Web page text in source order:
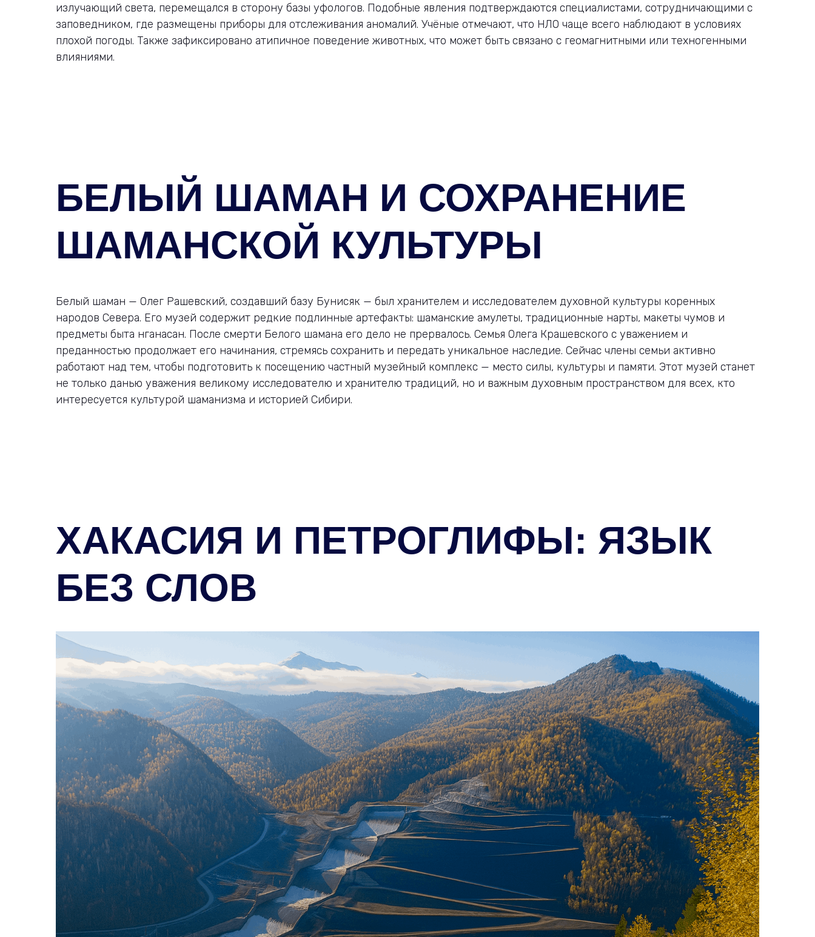
излучающий света, перемещался в сторону базы уфологов. Подобные явления подтверждаются специалистами, сотрудничающими с
заповедником, где размещены приборы для отслеживания аномалий. Учёные отмечают, что НЛО чаще всего наблюдают в условиях
плохой погоды. Также зафиксировано атипичное поведение животных, что может быть связано с геомагнитными или техногенными
влияниями.
БЕЛЫЙ ШАМАН И СОХРАНЕНИЕ
ШАМАНСКОЙ КУЛЬТУРЫ
Белый шаман — Олег Рашевский, создавший базу Бунисяк — был хранителем и исследователем духовной культуры коренных
народов Севера. Его музей содержит редкие подлинные артефакты: шаманские амулеты, традиционные нарты, макеты чумов и
предметы быта нганасан. После смерти Белого шамана его дело не прервалось. Семья Олега Крашевского с уважением и
преданностью продолжает его начинания, стремясь сохранить и передать уникальное наследие. Сейчас члены семьи активно
работают над тем, чтобы подготовить к посещению частный музейный комплекс — место силы, культуры и памяти. Этот музей станет
не только данью уважения великому исследователю и хранителю традиций, но и важным духовным пространством для всех, кто
интересуется культурой шаманизма и историей Сибири.
ХАКАСИЯ И ПЕТРОГЛИФЫ: ЯЗЫК
БЕЗ СЛОВ